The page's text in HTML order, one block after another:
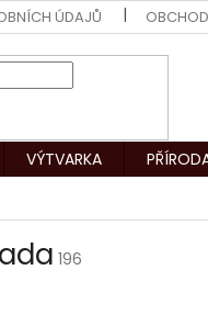
ÚDAJŮ
VÝTVARKA
196